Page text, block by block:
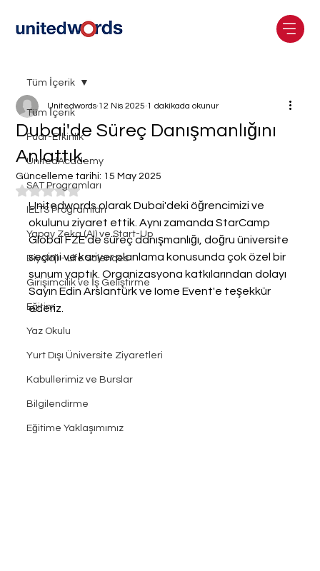
Tüm İçerik
Fuar-Etkinlik
UnitedAcademy
SAT Programları
IELTS Programları
Yapay Zeka (AI) ve Start-Up
Biyoloji - Life Sciences
Girişimcilik ve İş Geliştirme
Eğitim
Yaz Okulu
Yurt Dışı Üniversite Ziyaretleri
Kabullerimiz ve Burslar
Bilgilendirme
Eğitime Yaklaşımımız
Tüm İçerik
Dubai'de Süreç Danışmanlığını
Anlattık.
Unitedwords 12 Nis 2025 1 dakikada okunur
Güncelleme tarihi: 15 May 2025
5 üzerinden NaN yıldız
Unitedwords olarak Dubai'deki öğrencimizi ve
okulunu ziyaret ettik. Aynı zamanda StarCamp
Global FZE'de süreç danışmanlığı, doğru üniversite
seçimi ve kariyer planlama konusunda çok özel bir
sunum yaptık. Organizasyona katkılarından dolayı
Sayın Edin Arslantürk ve Iome Event'e teşekkür
ederiz.